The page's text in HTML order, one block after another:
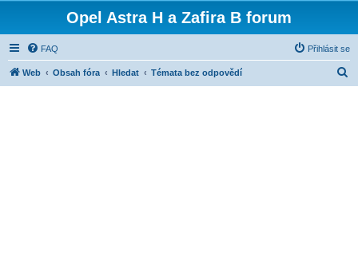
Opel Astra H a Zafira B forum
FAQ Přihlásit se
Web Obsah fóra Hledat Témata bez odpovědí